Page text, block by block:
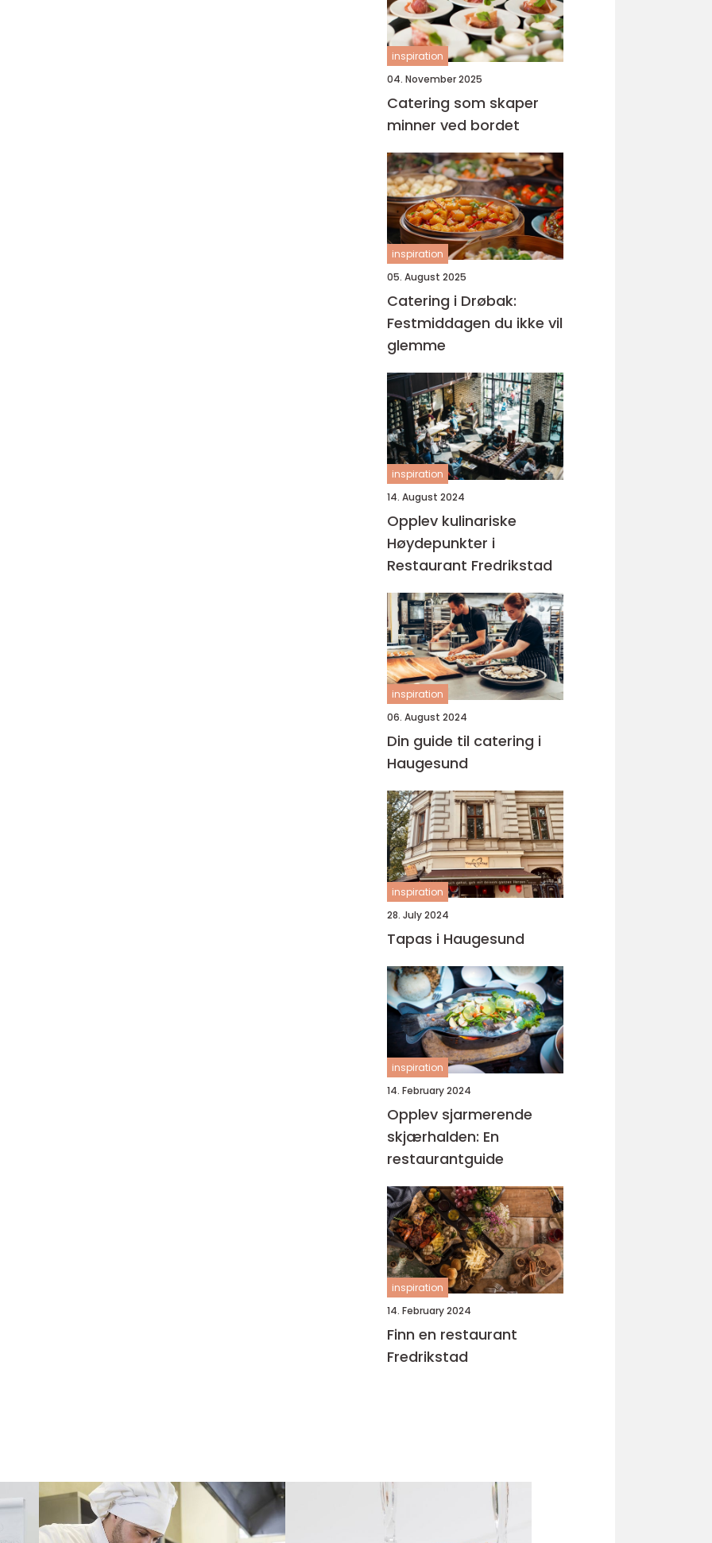
inspiration
04. November 2025
Catering som skaper
minner ved bordet
inspiration
05. August 2025
Catering i Drøbak:
Festmiddagen du ikke vil
glemme
inspiration
14. August 2024
Opplev kulinariske
Høydepunkter i
Restaurant Fredrikstad
inspiration
06. August 2024
Din guide til catering i
Haugesund
inspiration
28. July 2024
Tapas i Haugesund
inspiration
14. February 2024
Opplev sjarmerende
skjærhalden: En
restaurantguide
inspiration
14. February 2024
Finn en restaurant
Fredrikstad